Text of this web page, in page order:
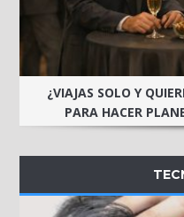
¿VIAJAS SOLO Y
PARA HACER